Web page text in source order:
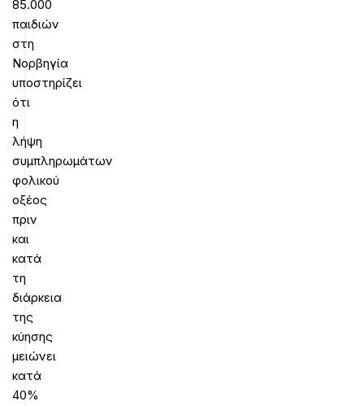
85.000
παιδιών
στη
Νορβηγία
υποστηρίζει
ότι
η
λήψη
συμπληρωμάτων
φολικού
οξέος
πριν
και
κατά
τη
διάρκεια
της
κύησης
μειώνει
κατά
40%